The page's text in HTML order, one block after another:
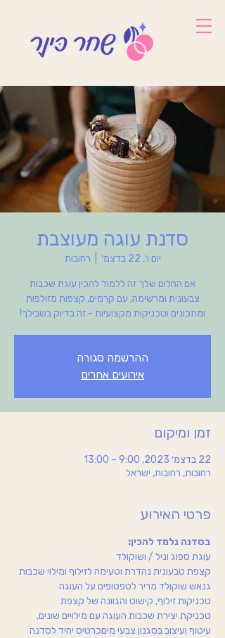
סדנת עוגה מעוצבת
יום ו׳, 22 בדצמ׳ רחובות
אם החלום שלך זה ללמוד להכין עוגת שכבות
צבעונית ומרשימה, עם קרמים, קצפות מזולפות
ומתכונים וטכניקות מקצועיות - זה בדיוק בשבילך!
ההרשמה סגורה
אירועים אחרים
זמן ומיקום
22 בדצמ׳ 2023, 9:00 – 13:00
רחובות, רחובות, ישראל
פרטי האירוע
בסדנה נלמד להכין:
טכניקת יצירת שכבות העוגה עם מילויים שונים,
עיטוף ועיצוב בסגנון צבעי מיםכרטיס יחיד לסדנה